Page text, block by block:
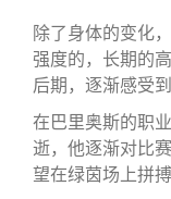
除了身体的变化
强度的，长期的
后期，逐渐感受
在巴里奥斯的职
逝，他逐渐对比
望在绿茵场上拼